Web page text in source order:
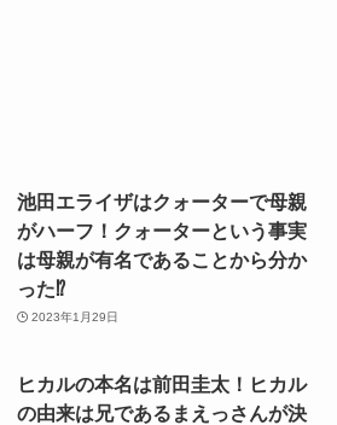
池田エライザはクォーターで母親
がハーフ！クォーターという事実
は母親が有名であることから分か
った⁉
2023年1月29日
ヒカルの本名は前田圭太！ヒカル
の由来は兄であるまえっさんが決